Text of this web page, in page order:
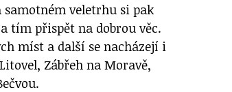
veletrhu si pak
tím přispět na dobrou věc.
míst a další se nacházejí i
Zábřeh na Moravě,